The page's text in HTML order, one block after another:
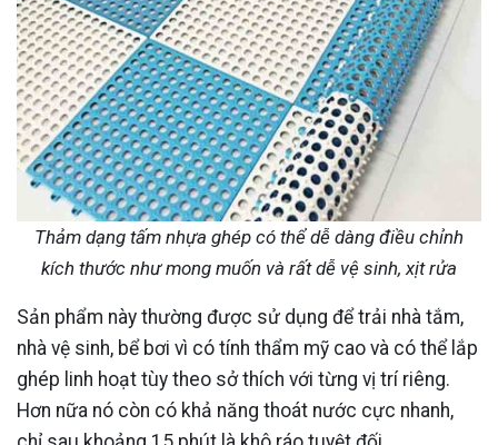
Thảm dạng tấm nhựa ghép có thể dễ dàng điều chỉnh
kích thước như mong muốn và rất dễ vệ sinh, xịt rửa
Sản phẩm này thường được sử dụng để trải nhà tắm,
nhà vệ sinh, bể bơi vì có tính thẩm mỹ cao và có thể lắp
ghép linh hoạt tùy theo sở thích với từng vị trí riêng.
Hơn nữa nó còn có khả năng thoát nước cực nhanh,